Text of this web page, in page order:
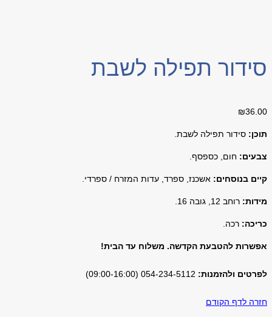
סידור תפילה לשבת
₪36.00
תוכן: סידור תפילה לשבת.
צבעים: חום, כספסף.
קיים בנוסחים: אשכנז, ספרד, עדות המזרח / ספרדי.
מידות: רוחב 12, גובה 16.
כריכה: רכה.
אפשרות להטבעת הקדשה. משלוח עד הבית!
לפרטים ולהזמנות:
חזרה לדף הקודם